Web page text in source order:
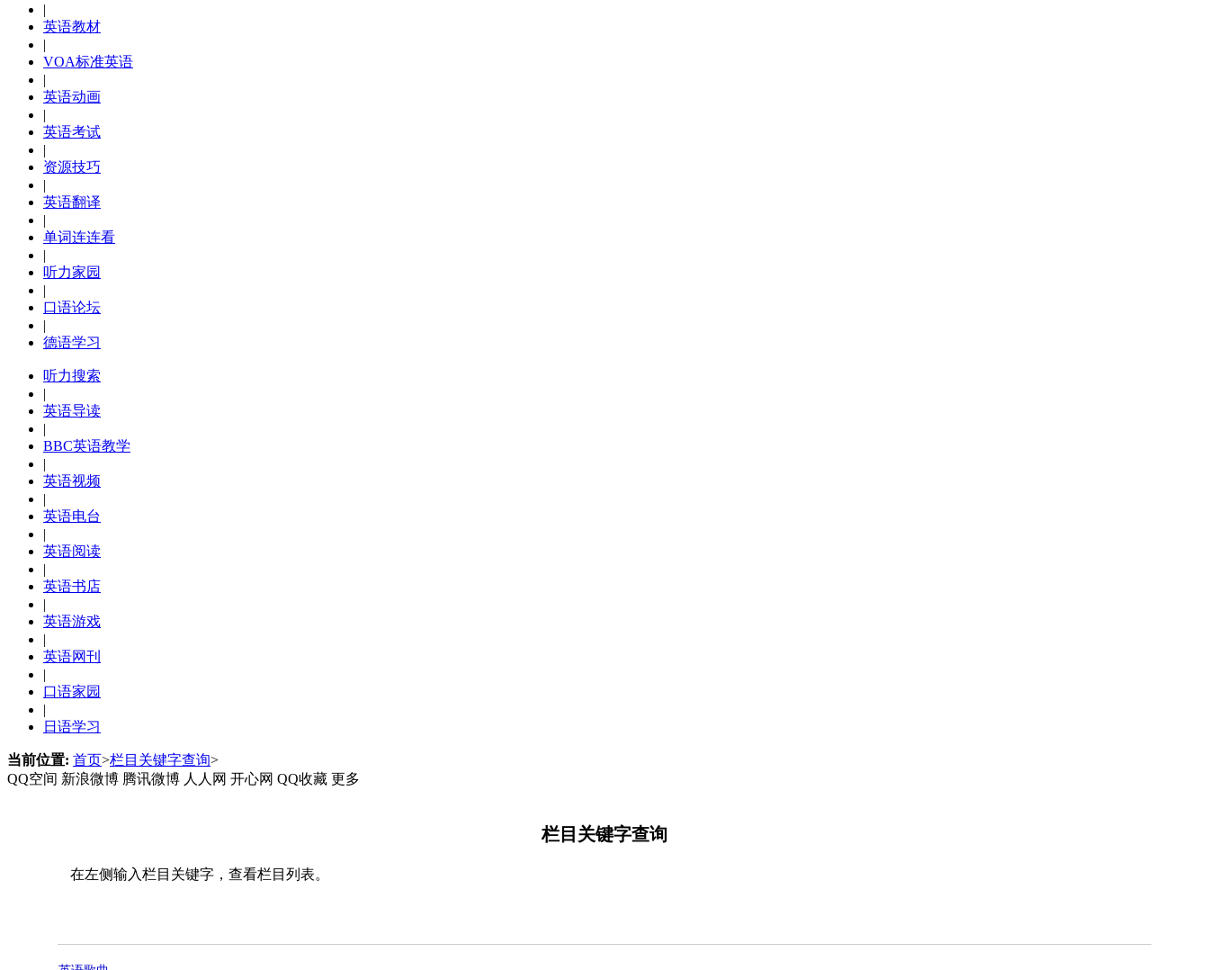
|
英语教材
|
VOA标准英语
|
英语动画
|
英语考试
|
资源技巧
|
英语翻译
|
单词连连看
|
听力家园
|
口语论坛
|
德语学习
听力搜索
|
英语导读
|
BBC英语教学
|
英语视频
|
英语电台
|
英语阅读
|
英语书店
|
英语游戏
|
英语网刊
|
口语家园
|
日语学习
当前位置: 首页>栏目关键字查询>
QQ空间 新浪微博 腾讯微博 人人网 开心网 QQ收藏 更多
栏目关键字查询
在左侧输入栏目关键字，查看栏目列表。